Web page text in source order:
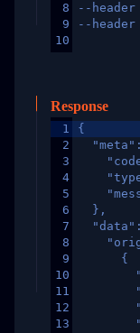
8
9
10
--
--
Response
1
2
3
4
5
6
7
8
9
10
11
12
13
{
  },
      {